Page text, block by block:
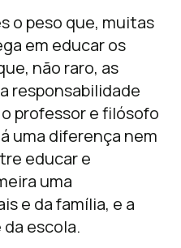
o peso que, muitas
em educar os
não raro, as
responsabilidade
professor e filósofo
uma diferença nem
educar e
uma
e da família, e a
escola.